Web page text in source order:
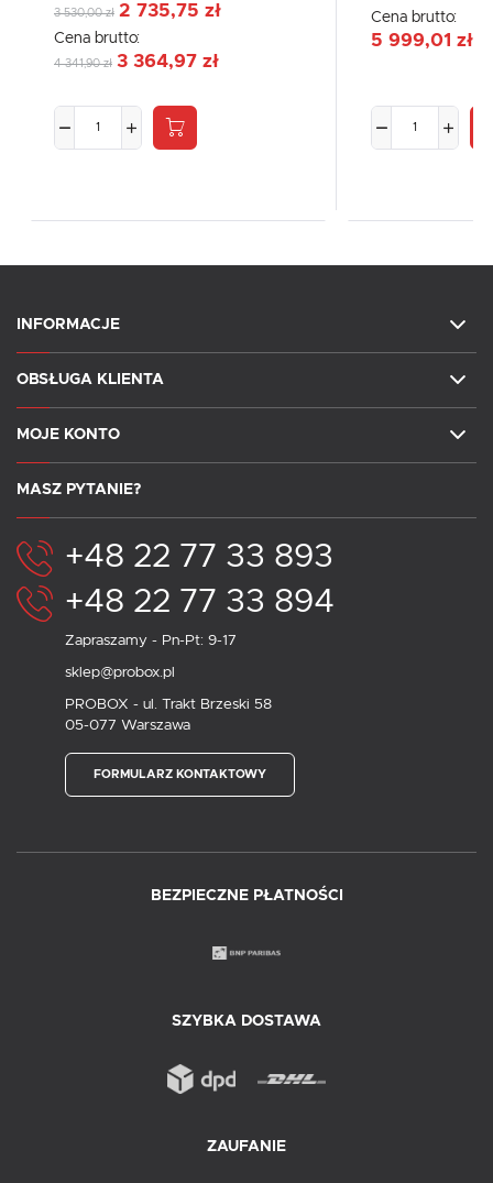
3 530,00 zł 2 735,75 zł
Cena brutto:
4 341,90 zł 3 364,97 zł
Cena brutto:
5 999,01 zł
INFORMACJE
OBSŁUGA KLIENTA
MOJE KONTO
MASZ PYTANIE?
+48 22 77 33 893
+48 22 77 33 894
Zapraszamy - Pn-Pt: 9-17
sklep@probox.pl
PROBOX - ul. Trakt Brzeski 58
05-077 Warszawa
FORMULARZ KONTAKTOWY
BEZPIECZNE PŁATNOŚCI
SZYBKA DOSTAWA
ZAUFANIE